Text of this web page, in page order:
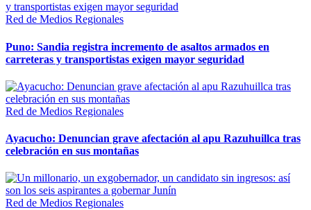
Red de Medios Regionales
Puno: Sandia registra incremento de asaltos armados en
carreteras y transportistas exigen mayor seguridad
Red de Medios Regionales
Ayacucho: Denuncian grave afectación al apu Razuhuillca tras
celebración en sus montañas
Red de Medios Regionales